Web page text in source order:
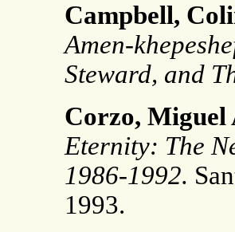
Campbell,
Amen-
Steward, and
Corzo, Miguel
Eternity: The
1986-1992.
1993.